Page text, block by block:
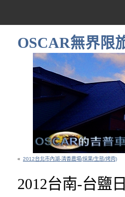
OSCAR無界限
« 2012台北市內湖-清香農場(採果/生態/烤肉)
2012台南-台鹽